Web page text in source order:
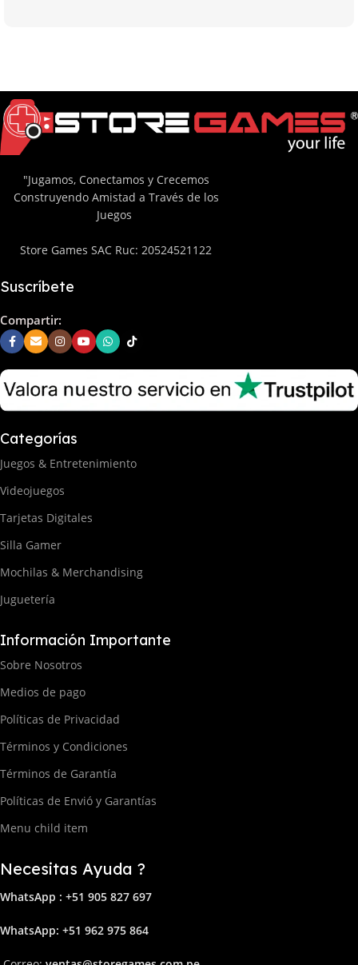
"Jugamos, Conectamos y Crecemos
Construyendo Amistad a Través de los
Juegos
Store Games SAC Ruc: 20524521122
Suscríbete
Compartir:
Categorías
Juegos & Entretenimiento
Videojuegos
Tarjetas Digitales
Silla Gamer
Mochilas & Merchandising
Juguetería
Información Importante
Sobre Nosotros
Medios de pago
Políticas de Privacidad
Términos y Condiciones
Términos de Garantía
Políticas de Envió y Garantías
Menu child item
Necesitas Ayuda ?
WhatsApp : +51 905 827 697
WhatsApp: +51 962 975 864